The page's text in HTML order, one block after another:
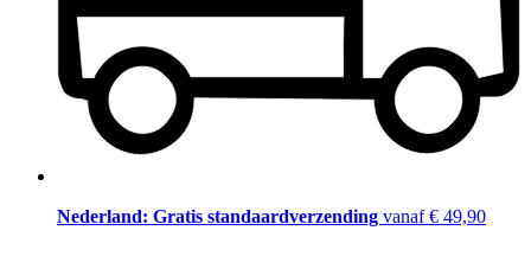
Nederland: Gratis standaardverzending vanaf € 49,90